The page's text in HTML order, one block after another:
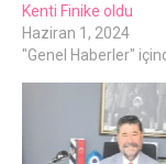
Kenti Finike oldu
Haziran 1, 2024
"Genel Haberler"